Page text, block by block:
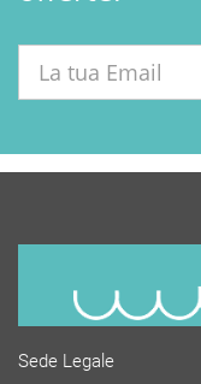
Sede Legale